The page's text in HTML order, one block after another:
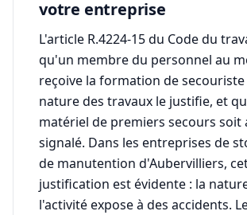
votre entreprise
L'article R.4224-15 du Code du
qu'un membre du personnel au
reçoive la formation de
nature des travaux le justifie, et
matériel de premiers secours soit
signalé. Dans les entreprises de
de manutention d'Aubervilliers,
justification est évidente : la
l'activité expose à des accidents.